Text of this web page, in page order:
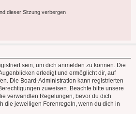
dieser Sitzung verbergen
sein, um dich anmelden zu können. Die
erledigt und ermöglicht dir, auf
Die Board-Administration kann registrierten
zuweisen. Beachte bitte unsere
verwandten Regelungen, bevor du dich
die jeweiligen Forenregeln, wenn du dich in